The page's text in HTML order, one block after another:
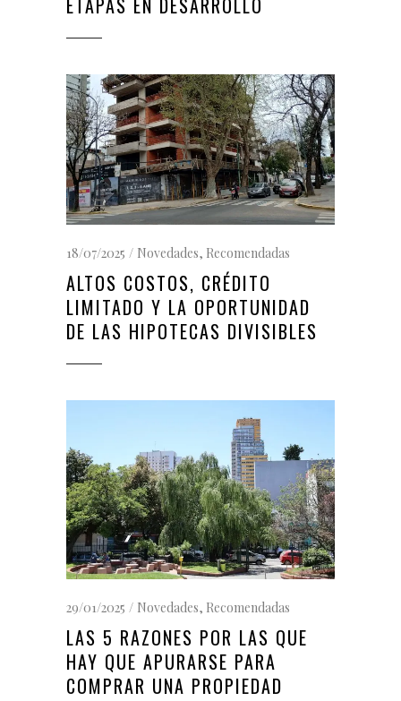
18/07/2025 Novedades, Recomendadas
ALTOS COSTOS, CRÉDITO
LIMITADO Y LA OPORTUNIDAD
DE LAS HIPOTECAS DIVISIBLES
29/01/2025 Novedades, Recomendadas
LAS 5 RAZONES POR LAS QUE
HAY QUE APURARSE PARA
COMPRAR UNA PROPIEDAD